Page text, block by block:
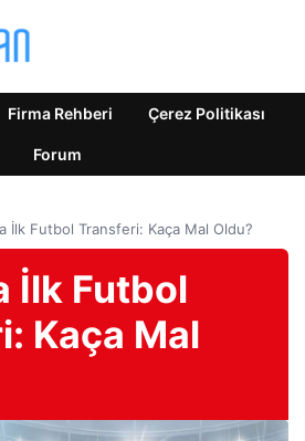
Firma Rehberi Çerez Politikası
Forum
İlk Futbol Transferi: Kaça Mal Oldu?
İlk Futbol
Kaça Mal